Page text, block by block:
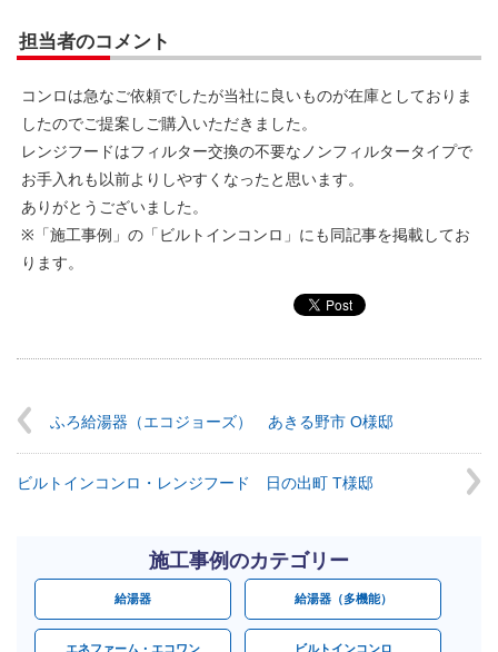
担当者のコメント
コンロは急なご依頼でしたが当社に良いものが在庫としておりま
したのでご提案しご購入いただきました。
レンジフードはフィルター交換の不要なノンフィルタータイプで
お手入れも以前よりしやすくなったと思います。
ありがとうございました。
※「施工事例」の「ビルトインコンロ」にも同記事を掲載してお
ります。
ふろ給湯器（エコジョーズ） あきる野市 O様邸
ビルトインコンロ・レンジフード 日の出町 T様邸
施工事例のカテゴリー
給湯器 給湯器（多機能）
エネファーム・エコワン ビルトインコンロ